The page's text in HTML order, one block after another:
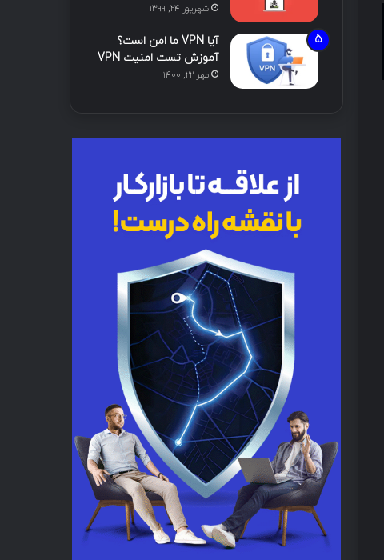
شهریور ۲۴, ۱۳۹۹
آیا VPN ما امن است؟
آموزش تست امنیت VPN
مهر ۲۲, ۱۴۰۰